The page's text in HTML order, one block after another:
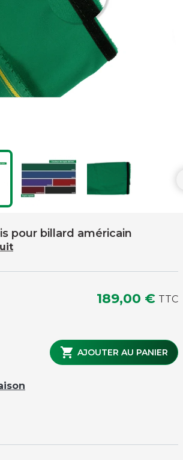
pour billard américain
189,00 € TTC
 AJOUTER AU PANIER